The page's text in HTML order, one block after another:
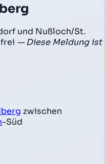
und Nußloch/St.
— Diese Meldung ist
zwischen
-Süd